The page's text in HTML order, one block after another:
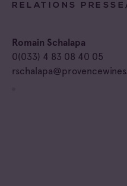
RELATIONS
Romain Schalapa
0(033) 4 83 08 40 05